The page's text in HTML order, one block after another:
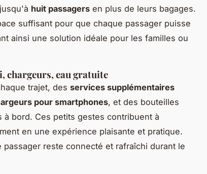
huit passagers en plus de leurs bagages.
suffisant pour que chaque passager puisse
ainsi une solution idéale pour les familles ou
chargeurs, eau gratuite
trajet, des services supplémentaires
pour smartphones, et des bouteilles
à bord. Ces petits gestes contribuent à
en une expérience plaisante et pratique.
passager reste connecté et rafraîchi durant le